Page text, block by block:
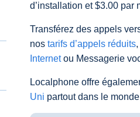
d’installation et $3.00 par
Transférez des appels
nos tarifs d’appels réduits
Internetou Messagerie
Localphone offre
Uni partout dans le